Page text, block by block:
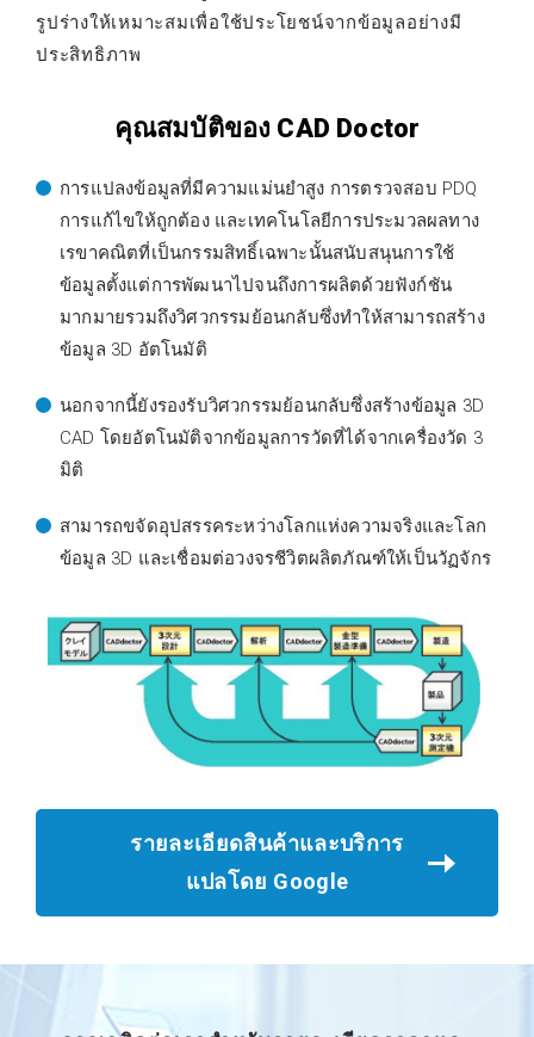
รูปร่างให้เหมาะสมเพื่อใช้ประโยชน์จากข้อมูลอย่างมี
ประสิทธิภาพ
คุณสมบัติของ CAD Doctor
การแปลงข้อมูลที่มีความแม่นยำสูง การตรวจสอบ PDQ
การแก้ไขให้ถูกต้อง และเทคโนโลยีการประมวลผลทาง
เรขาคณิตที่เป็นกรรมสิทธิ์เฉพาะนั้นสนับสนุนการใช้
ข้อมูลตั้งแต่การพัฒนาไปจนถึงการผลิตด้วยฟังก์ชัน
มากมายรวมถึงวิศวกรรมย้อนกลับซึ่งทำให้สามารถสร้าง
ข้อมูล 3D อัตโนมัติ
นอกจากนี้ยังรองรับวิศวกรรมย้อนกลับซึ่งสร้างข้อมูล 3D
CAD โดยอัตโนมัติจากข้อมูลการวัดที่ได้จากเครื่องวัด 3
มิติ
สามารถขจัดอุปสรรคระหว่างโลกแห่งความจริงและโลก
ข้อมูล 3D และเชื่อมต่อวงจรชีวิตผลิตภัณฑ์ให้เป็นวัฏจักร
รายละเอียดสินค้าและบริการ
แปลโดย Google